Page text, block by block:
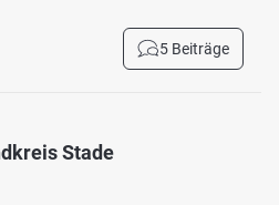
5 Beiträge
Stade